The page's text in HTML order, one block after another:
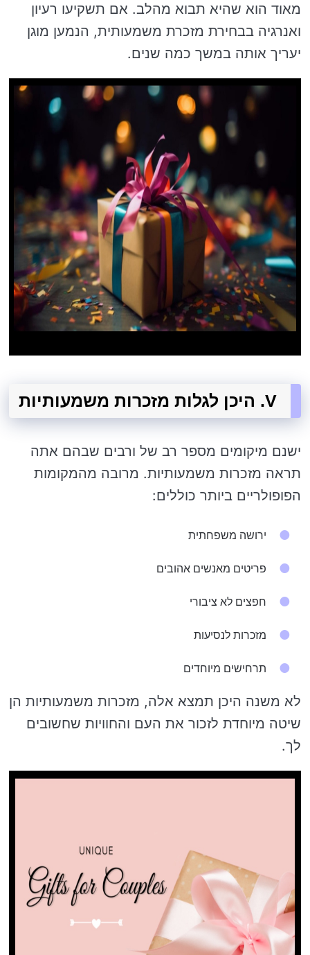
מאוד הוא שהיא תבוא מהלב. אם תשקיעו רעיון
ואנרגיה בבחירת מזכרת משמעותית, הנמען מוגן
יעריך אותה במשך כמה שנים.
V. היכן לגלות מזכרות משמעותיות
ישנם מיקומים מספר רב של ורבים שבהם אתה
תראה מזכרות משמעותיות. מרובה מהמקומות
הפופולריים ביותר כוללים:
ירושה משפחתית
פריטים מאנשים אהובים
חפצים לא ציבורי
מזכרות לנסיעות
תרחישים מיוחדים
לא משנה היכן תמצא אלה, מזכרות משמעותיות הן
שיטה מיוחדת לזכור את העם והחוויות שחשובים
לך.